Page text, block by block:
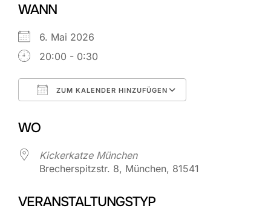
WANN
6. Mai 2026
20:00 - 0:30
ZUM KALENDER HINZUFÜGEN
WO
Kickerkatze München
Brecherspitzstr. 8, München, 81541
VERANSTALTUNGSTYP